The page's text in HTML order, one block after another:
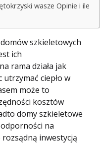
wasze Opinie i ile
szkieletowych
ich
rama działa jak
ciepło w
może to
kosztów
domy szkieletowe
na
rozsądną inwestycją